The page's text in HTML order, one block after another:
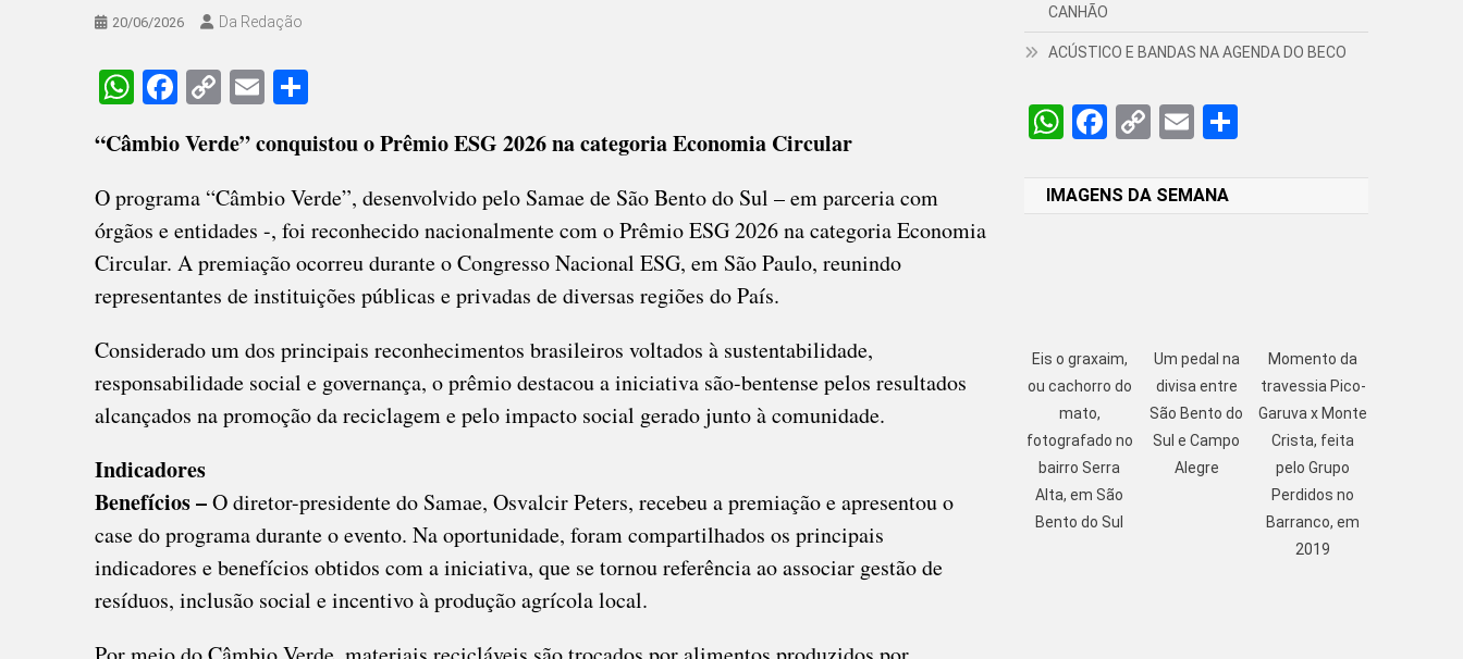
20/06/2026 Da Redação
WhatsApp
Facebook
CopyEmail
“Câmbio Verde” conquistou o Prêmio ESG 2026 na categoria Economia Circular
O programa “Câmbio Verde”, desenvolvido pelo Samae de São Bento do Sul – em parceria com
órgãos e entidades -, foi reconhecido nacionalmente com o Prêmio ESG 2026 na categoria Economia
Circular. A premiação ocorreu durante o Congresso Nacional ESG, em São Paulo, reunindo
representantes de instituições públicas e privadas de diversas regiões do País.
Considerado um dos principais reconhecimentos brasileiros voltados à sustentabilidade,
responsabilidade social e governança, o prêmio destacou a iniciativa são-bentense pelos resultados
alcançados na promoção da reciclagem e pelo impacto social gerado junto à comunidade.
Indicadores
Benefícios –O diretor-presidente do Samae, Osvalcir Peters, recebeu a premiação e apresentou o
case do programa durante o evento. Na oportunidade, foram compartilhados os principais
indicadores e benefícios obtidos com a iniciativa, que se tornou referência ao associar gestão de
resíduos, inclusão social e incentivo à produção agrícola local.
CANHÃO
ACÚSTICO E BANDAS NA AGENDA DO BECO
WhatsApp
Facebook
CopyEmail
IMAGENS DA SEMANA
Eis o graxaim,
ou cachorro do
mato,
fotografado no
bairro Serra
Alta, em São
Bento do Sul
Um pedal na
divisa entre
São Bento do
Sul e Campo
Alegre
Momento da
travessia Pico-
Garuva x Monte
Crista, feita
pelo Grupo
Perdidos no
Barranco, em
2019